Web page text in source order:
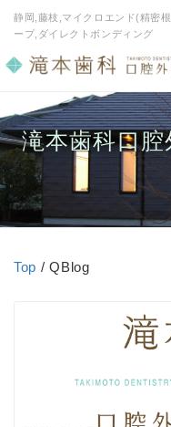
静岡,藤枝,マイクロエンド(精密
ープ,ダイレクトボンディング
滝本歯科口
Top / QBlog